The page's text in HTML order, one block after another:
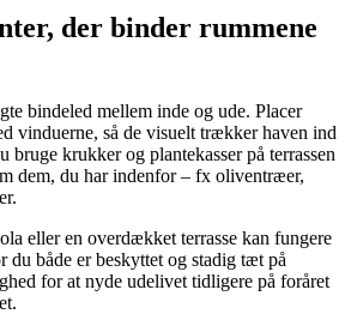
der binder rummene
bindeled mellem inde og ude. Placer
vinduerne, så de visuelt trækker haven ind
bruge krukker og plantekasser på terrassen
dem, du har indenfor – fx oliventræer,
eller en overdækket terrasse kan fungere
du både er beskyttet og stadig tæt på
for at nyde udelivet tidligere på foråret